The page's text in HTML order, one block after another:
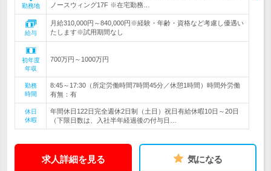
勤務地
ノースウィング17F ※在宅勤務…
給与
月給310,000円～840,000円※経験・年齢・資格など考慮し優遇い
たします※試用期間なし
初年度
年収
700万円～1000万円
勤務
時間
8:45～17:30（所定労働時間7時間45分／休憩1時間）時間外労働
有無：有
休日
休暇
年間休日122日完全週休2日制（土日）祝日有給休暇10日～20日
（下限日数は、入社半年経過後の付与日…
求人詳細を見る 気になる